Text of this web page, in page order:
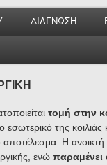
ΔΙΑΓΝΩΣΗ
τομή στην
εσωτερικό της κοιλιάς
Η ανοικτή
ενώ